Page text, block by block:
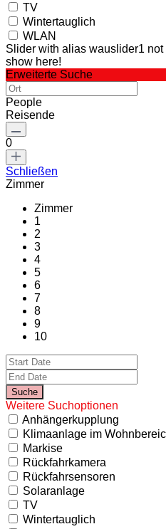
TV
Wintertauglich
WLAN
Slider with alias wauslider1 not
show here!
Erweiterte Suche
People
Reisende
0
Schließen
Zimmer
Zimmer
1
2
3
4
5
6
7
8
9
10
Weitere Suchoptionen
Anhängerkupplung
Klimaanlage im
Markise
Rückfahrkamera
Rückfahrsensoren
Solaranlage
TV
Wintertauglich